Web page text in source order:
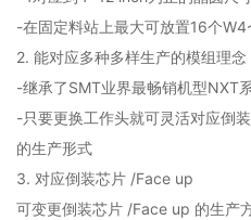
-在固定料站上最大可放置16个
2. 能对应多种多样生产的模组理念
-继承了SMT业界最畅销机型NXT
-只要更换工作头就可灵活对应倒
的生产形式
3. 对应倒装芯片 /Face up
可变更倒装芯片 /Face up 的生产